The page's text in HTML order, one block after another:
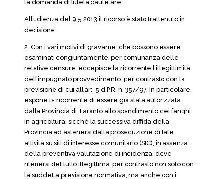
la domanda di tutela cautelare.
All’udienza del 9.5.2013 il ricorso è stato trattenuto in
decisione.
2. Con i vari motivi di gravame, che possono essere
esaminati congiuntamente, per comunanza delle
relative censure, eccepisce la ricorrente l’illegittimità
dell’impugnato provvedimento, per contrasto con la
previsione di cui all’art. 5 d.P.R. n. 357/97. In particolare,
espone la ricorrente di essere già stata autorizzata
dalla Provincia di Taranto allo spandimento dei fanghi
in agricoltura, sicché la successiva diffida della
Provincia ad astenersi dalla prosecuzione di tale
attività su siti di interesse comunitario (SIC), in assenza
della preventiva valutazione di incidenza, deve
ritenersi del tutto illegittima, per contrasto non solo con
la suddetta previsione normativa, ma anche con i